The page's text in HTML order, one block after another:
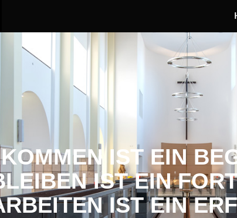
IST EIN
IST EIN
IST EIN